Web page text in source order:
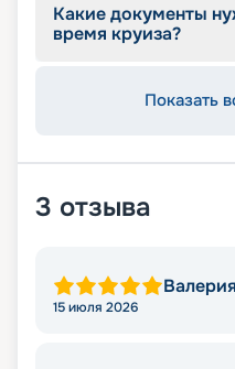
Какие документы
время круиза?
Показать
3 отзыва
15 июля 2026